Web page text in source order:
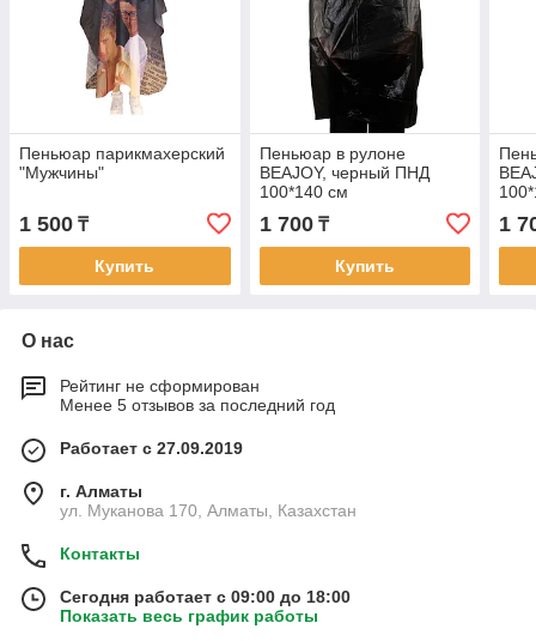
Пеньюар парикмахерский
"Мужчины"
1 500 ₸
Купить
Пеньюар в рулоне
BEAJOY, черный ПНД
100*140 см
1 700₸
Купить
1
О нас
Рейтинг не сформирован
Менее 5 отзывов за последний год
Работает с 27.09.2019
г. Алматы
ул. Муканова 170, Алматы, Казахстан
Контакты
Сегодня работает с 09:00 до 18:00
Показать весь график работы